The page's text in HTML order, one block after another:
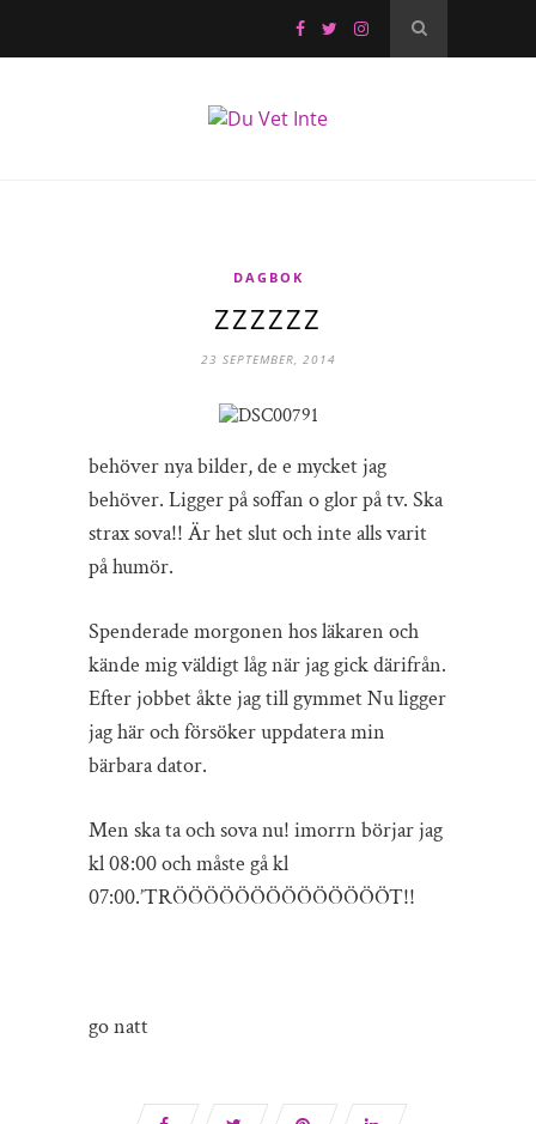
DAGBOK
ZZZZZZ
23 SEPTEMBER, 2014
behöver nya bilder, de e mycket jag
behöver. Ligger på soffan o glor på tv. Ska
strax sova!! Är het slut och inte alls varit
på humör.
Spenderade morgonen hos läkaren och
kände mig väldigt låg när jag gick därifrån.
Efter jobbet åkte jag till gymmet Nu ligger
jag här och försöker uppdatera min
bärbara dator.
Men ska ta och sova nu! imorrn börjar jag
kl 08:00 och måste gå kl
07:00.’TRÖÖÖÖÖÖÖÖÖÖÖÖÖÖT!!
go natt